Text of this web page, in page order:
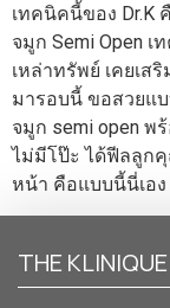
เทคนิคนี้ของ Dr.K
จมูก Semi Open
เหล่าทรัพย์ เคยเส
มารอบนี้ ขอสวยแ
จมูก semi open พ
ไม่มีโป๊ะ ได้ฟีลลูก
หน้า คือแบบนี้นี่เอง
THE KLINIQUE